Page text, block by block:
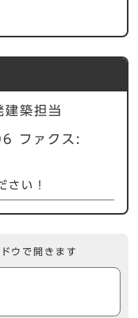
建築担当
ファクス:
さい！
ウで開きます